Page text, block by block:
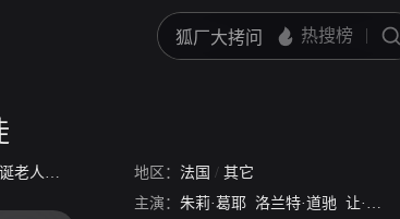
人接班人 地区： 法国 / 其它
主演： 朱莉·葛耶 洛兰特·道驰 让·皮埃尔·马里埃尔